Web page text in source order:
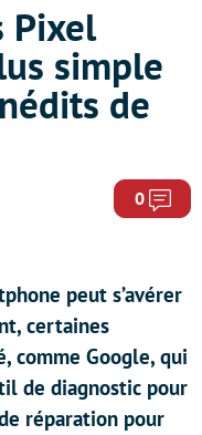
Pixel
simple
de
0
peut s’avérer
certaines
comme Google, qui
de diagnostic pour
réparation pour